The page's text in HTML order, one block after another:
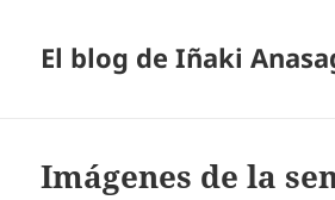
El blog de Iñaki
Imágenes de la